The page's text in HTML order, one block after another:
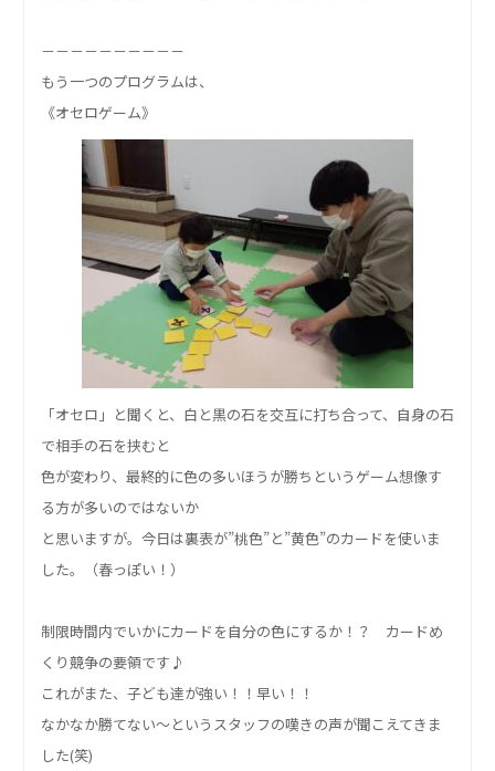
－－－－－－－－－－
もう一つのプログラムは、
《オセロゲーム》
「オセロ」と聞くと、白と黒の石を交互に打ち合って、自身の石
で相手の石を挟むと
色が変わり、 最終的に色の多いほうが勝ちというゲーム想像す
る方が多いのではないか
と思いますが。今日は裏表が”桃色”と”黄色”のカードを使いま
した。（春っぽい！）
制限時間内でいかにカードを自分の色にするか！？ カードめ
くり競争の要領です♪
これがまた、子ども達が強い！！早い！！
なかなか勝てない～というスタッフの嘆きの声が聞こえてきま
した(笑)